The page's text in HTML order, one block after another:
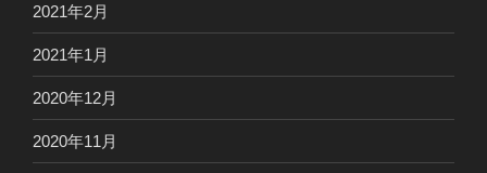
2021年2月
2021年1月
2020年12月
2020年11月